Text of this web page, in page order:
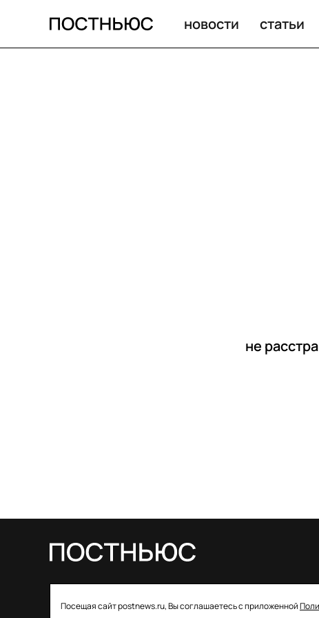
новости статьи
не
Посещая сайт postnews.ru, Вы соглашаетесь с приложенной
о регистрации СМИ: ЭЛ № ФС 77–85757 от 22 августа